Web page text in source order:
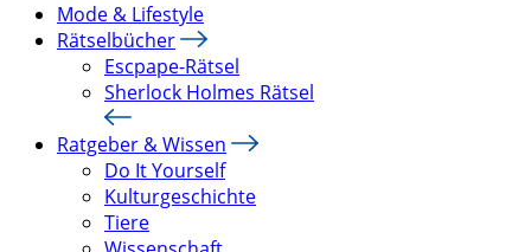
Mode & Lifestyle
Rätselbücher
Escpape-Rätsel
Sherlock Holmes Rätsel
Ratgeber & Wissen
Do It Yourself
Kulturgeschichte
Tiere